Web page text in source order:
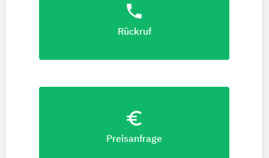
phone
Rückruf
euro_symbol
Preisanfrage